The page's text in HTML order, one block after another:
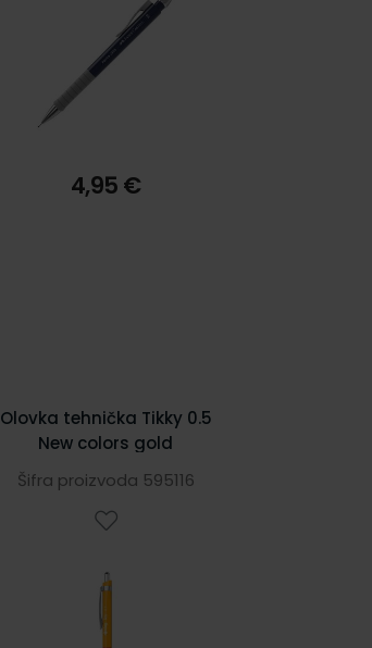
4,95 €
Olovka tehnička Tikky 0.5
New colors gold
Šifra proizvoda 595116